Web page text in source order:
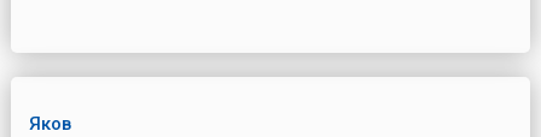
Яков